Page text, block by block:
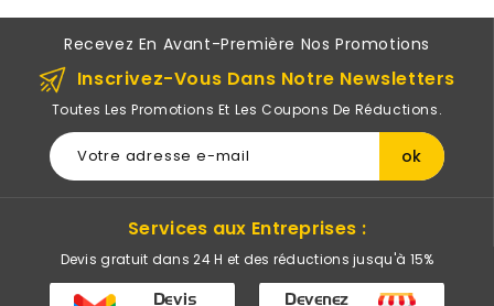
Recevez En Avant-Première Nos Promotions
Inscrivez-Vous Dans Notre Newsletters
Toutes Les Promotions Et Les Coupons De Réductions.
Services aux Entreprises :
Devis gratuit dans 24 H et des réductions jusqu'à 15%